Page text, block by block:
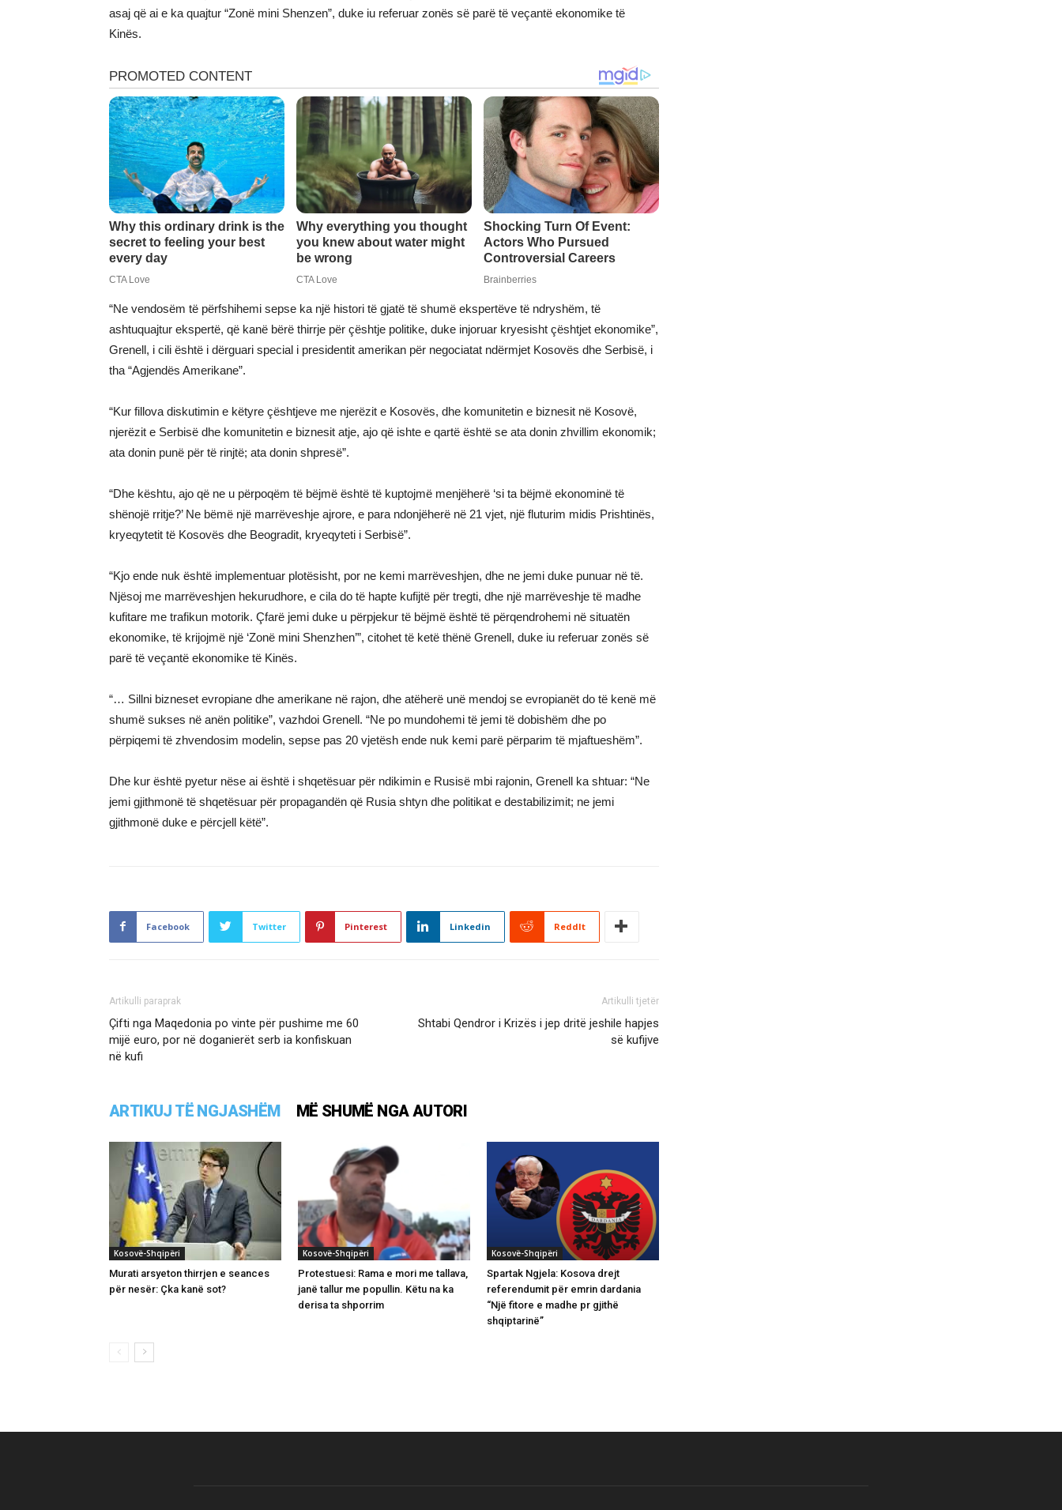
asaj që ai e ka quajtur “Zonë mini Shenzen”, duke iu referuar zonës së parë të veçantë ekonomike të
Kinës.
“Ne vendosëm të përfshihemi sepse ka një histori të gjatë të shumë ekspertëve të ndryshëm, të
ashtuquajtur ekspertë, që kanë bërë thirrje për çështje politike, duke injoruar kryesisht çështjet ekonomike”,
Grenell, i cili është i dërguari special i presidentit amerikan për negociatat ndërmjet Kosovës dhe Serbisë, i
tha “Agjendës Amerikane”.
“Kur fillova diskutimin e këtyre çështjeve me njerëzit e Kosovës, dhe komunitetin e biznesit në Kosovë,
njerëzit e Serbisë dhe komunitetin e biznesit atje, ajo që ishte e qartë është se ata donin zhvillim ekonomik;
ata donin punë për të rinjtë; ata donin shpresë”.
“Dhe kështu, ajo që ne u përpoqëm të bëjmë është të kuptojmë menjëherë ‘si ta bëjmë ekonominë të
shënojë rritje?’ Ne bëmë një marrëveshje ajrore, e para ndonjëherë në 21 vjet, një fluturim midis Prishtinës,
kryeqytetit të Kosovës dhe Beogradit, kryeqyteti i Serbisë”.
“Kjo ende nuk është implementuar plotësisht, por ne kemi marrëveshjen, dhe ne jemi duke punuar në të.
Njësoj me marrëveshjen hekurudhore, e cila do të hapte kufijtë për tregti, dhe një marrëveshje të madhe
kufitare me trafikun motorik. Çfarë jemi duke u përpjekur të bëjmë është të përqendrohemi në situatën
ekonomike, të krijojmë një ‘Zonë mini Shenzhen’”, citohet të ketë thënë Grenell, duke iu referuar zonës së
parë të veçantë ekonomike të Kinës.
“… Sillni bizneset evropiane dhe amerikane në rajon, dhe atëherë unë mendoj se evropianët do të kenë më
shumë sukses në anën politike”, vazhdoi Grenell. “Ne po mundohemi të jemi të dobishëm dhe po
përpiqemi të zhvendosim modelin, sepse pas 20 vjetësh ende nuk kemi parë përparim të mjaftueshëm”.
Dhe kur është pyetur nëse ai është i shqetësuar për ndikimin e Rusisë mbi rajonin, Grenell ka shtuar: “Ne
jemi gjithmonë të shqetësuar për propagandën që Rusia shtyn dhe politikat e destabilizimit; ne jemi
gjithmonë duke e përcjell këtë”.
Facebook Twitter Pinterest Linkedin ReddIt
Artikulli paraprak
Çifti nga Maqedonia po vinte për pushime me 60
mijë euro, por në doganierët serb ia konfiskuan
në kufi
Artikulli tjetër
Shtabi Qendror i Krizës i jep dritë jeshile hapjes
së kufijve
ARTIKUJ TË NGJASHËM MË SHUMË NGA AUTORI
Kosovë-Shqipëri
Murati arsyeton thirrjen e seances
për nesër: Çka kanë sot?
Kosovë-Shqipëri
Protestuesi: Rama e mori me tallava,
janë tallur me popullin. Këtu na ka
derisa ta shporrim
Kosovë-Shqipëri
Spartak Ngjela: Kosova drejt
referendumit për emrin dardania
“Një fitore e madhe pr gjithë
shqiptarinë”